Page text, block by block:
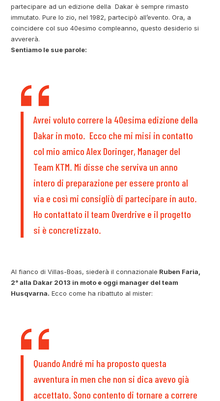
partecipare ad un edizione della Dakar è sempre rimasto
immutato. Pure lo zio, nel 1982, partecipò all’evento. Ora, a
coincidere col suo 40esimo compleanno, questo desiderio si
avvererà.
Sentiamo le sue parole:
Avrei voluto correre la 40esima edizione della
Dakar in moto. Ecco che mi misi in contatto
col mio amico Alex Doringer, Manager del
Team KTM. Mi disse che serviva un anno
intero di preparazione per essere pronto al
via e così mi consigliò di partecipare in auto.
Ho contattato il team Overdrive e il progetto
si è concretizzato.
Al fianco di Villas-Boas, siederà il connazionale Ruben Faria,
2° alla Dakar 2013 in moto e oggi manager del team
Husqvarna. Ecco come ha ribattuto al mister:
Quando André mi ha proposto questa
avventura in men che non si dica avevo già
accettato. Sono contento di tornare a correre